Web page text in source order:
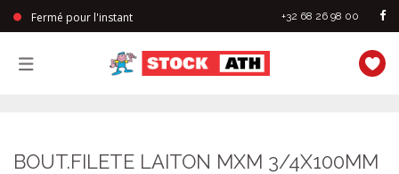
Fermé pour l'instant +32 68 26 98 00
BOUT.FILETE LAITON MXM 3/4X100MM